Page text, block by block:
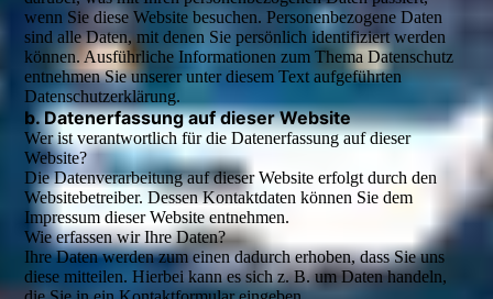
wenn Sie diese Website besuchen. Personenbezogene Daten
sind alle Daten, mit denen Sie persönlich identifiziert werden
können. Ausführliche Informationen zum Thema Datenschutz
entnehmen Sie unserer unter diesem Text aufgeführten
Datenschutzerklärung.
b. Datenerfassung auf dieser Website
Wer ist verantwortlich für die Datenerfassung auf dieser
Website?
Die Datenverarbeitung auf dieser Website erfolgt durch den
Websitebetreiber. Dessen Kontaktdaten können Sie dem
Impressum dieser Website entnehmen.
Wie erfassen wir Ihre Daten?
Ihre Daten werden zum einen dadurch erhoben, dass Sie uns
diese mitteilen. Hierbei kann es sich z. B. um Daten handeln,